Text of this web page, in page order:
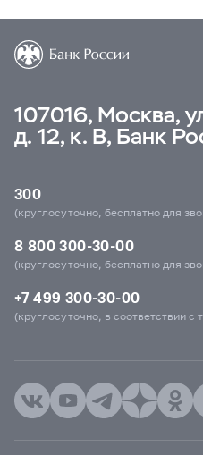
107016, Москва,
д. 12, к. В, Банк
300
(круглосуточно, бесплатно для
8 800 300-30-00
(круглосуточно, бесплатно для
+7 499 300-30-00
(круглосуточно, в соответствии